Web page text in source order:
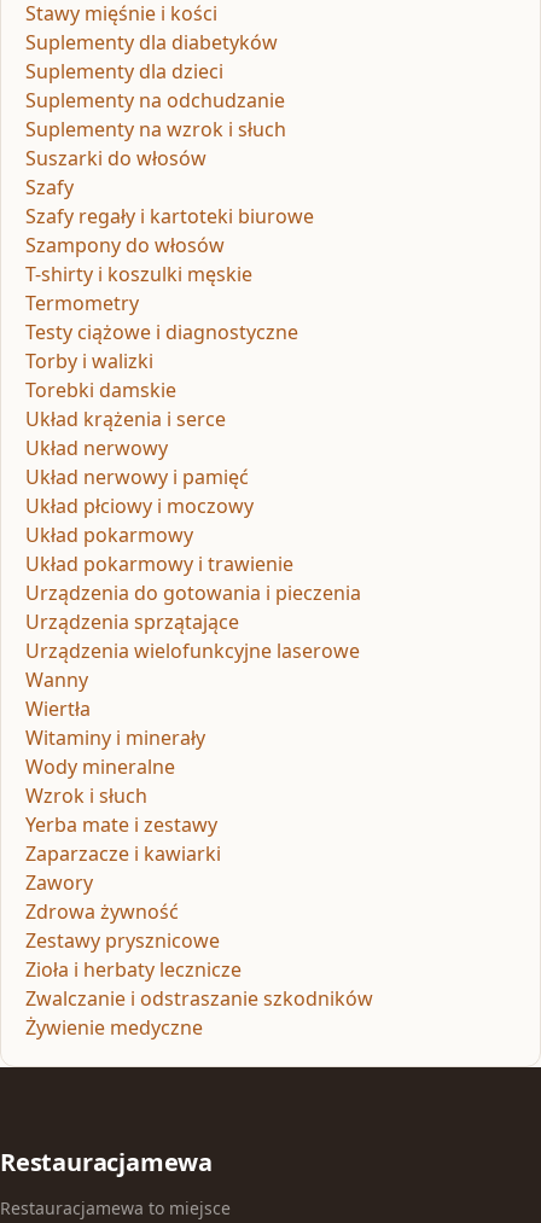
Stawy mięśnie i kości
Suplementy dla diabetyków
Suplementy dla dzieci
Suplementy na odchudzanie
Suplementy na wzrok i słuch
Suszarki do włosów
Szafy
Szafy regały i kartoteki biurowe
Szampony do włosów
T-shirty i koszulki męskie
Termometry
Testy ciążowe i diagnostyczne
Torby i walizki
Torebki damskie
Układ krążenia i serce
Układ nerwowy
Układ nerwowy i pamięć
Układ płciowy i moczowy
Układ pokarmowy
Układ pokarmowy i trawienie
Urządzenia do gotowania i pieczenia
Urządzenia sprzątające
Urządzenia wielofunkcyjne laserowe
Wanny
Wiertła
Witaminy i minerały
Wody mineralne
Wzrok i słuch
Yerba mate i zestawy
Zaparzacze i kawiarki
Zawory
Zdrowa żywność
Zestawy prysznicowe
Zioła i herbaty lecznicze
Zwalczanie i odstraszanie szkodników
Żywienie medyczne
Restauracjamewa
Restauracjamewa to miejsce